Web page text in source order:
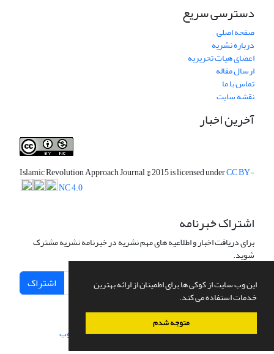
این وب سایت از کوکی ها برای اطمینان از ارائه بهترین
خدمات استفاده می کند.
متوجه شدم
دسترسی سریع
صفحه اصلی
درباره نشریه
اعضای هیات تحریریه
ارسال مقاله
تماس با ما
نقشه سایت
آخرین اخبار
Islamic Revolution Approach Journal© 2015 is licensed underCC BY-
NC 4.0
اشتراک خبرنامه
برای دریافت اخبار و اطلاعیه های مهم نشریه در خبرنامه نشریه مشترک
شوید.
اشتراک
سامانه مدیریت نشریات علمی.طراحی و پیاده سازی از سیناوب